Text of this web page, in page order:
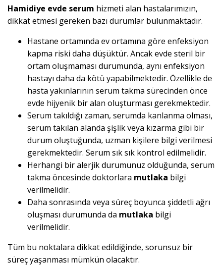
Hamidiye evde serum hizmeti alan hastalarımızın,
dikkat etmesi gereken bazı durumlar bulunmaktadır.
Hastane ortamında ev ortamına göre enfeksiyon
kapma riski daha düşüktür. Ancak evde steril bir
ortam oluşmaması durumunda, aynı enfeksiyon
hastayı daha da kötü yapabilmektedir. Özellikle de
hasta yakınlarının serum takma sürecinden önce
evde hijyenik bir alan oluşturması gerekmektedir.
Serum takıldığı zaman, serumda kanlanma olması,
serum takılan alanda şişlik veya kızarma gibi bir
durum oluştuğunda, uzman kişilere bilgi verilmesi
gerekmektedir. Serum sık sık kontrol edilmelidir.
Herhangi bir alerjik durumunuz olduğunda, serum
takma öncesinde doktorlara mutlaka bilgi
verilmelidir.
Daha sonrasında veya süreç boyunca şiddetli ağrı
oluşması durumunda da mutlaka bilgi
verilmelidir.
Tüm bu noktalara dikkat edildiğinde, sorunsuz bir
süreç yaşanması mümkün olacaktır.